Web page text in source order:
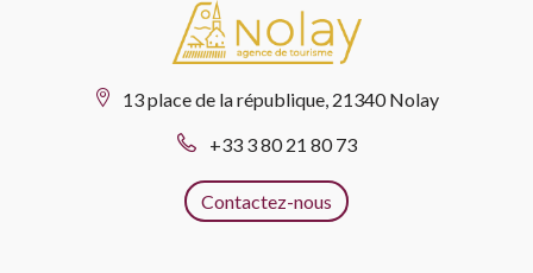
13 place de la république, 21340 Nolay
+33 3 80 21 80 73
Contactez-nous